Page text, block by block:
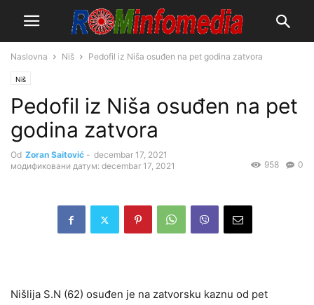
Naslovna Niš Pedofil iz Niša osuđen na pet godina zatvora
Niš
Pedofil iz Niša osuđen na pet
godina zatvora
Od Zoran Saitović - decembar 17, 2021
модификовани датум: decembar 17, 2021
0
958
Nišlija S.N (62) osuđen je na zatvorsku kaznu od pet